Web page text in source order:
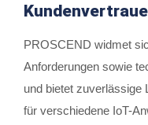
PROSCEND widmet
Anforderungen sowie
und bietet zuverlässige
für verschiedene IoT-